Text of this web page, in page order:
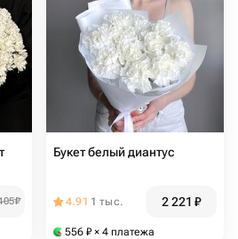
₽
Букет белый диантус
4.91 1 тыс. 2 221 ₽
556 ₽ × 4 платежа